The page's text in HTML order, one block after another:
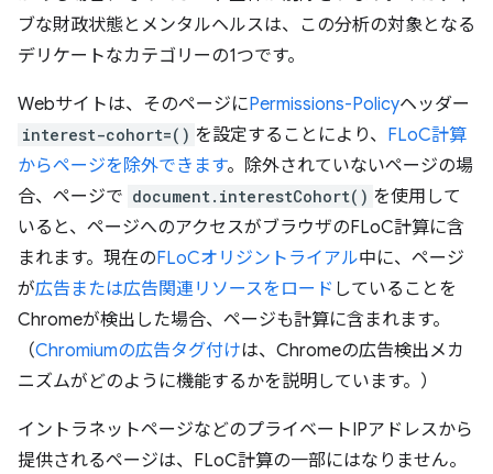
ブな財政状態とメンタルヘルスは、この分析の対象となる
デリケートなカテゴリーの1つです。
Webサイトは、そのページにPermissions-Policyヘッダー
interest-cohort=() を設定することにより、 FLoC計算
からページを除外できます。除外されていないページの場
合、ページで document.interestCohort() を使用して
いると、ページへのアクセスがブラウザのFLoC計算に含
まれます。現在のFLoCオリジントライアル中に、ページ
が広告または広告関連リソースをロード していることを
Chromeが検出した場合、ページも計算に含まれます。
（Chromiumの広告タグ付けは、Chromeの広告検出メカ
ニズムがどのように機能するかを説明しています。）
イントラネットページなどのプライベートIPアドレスから
提供されるページは、FLoC計算の一部にはなりません。